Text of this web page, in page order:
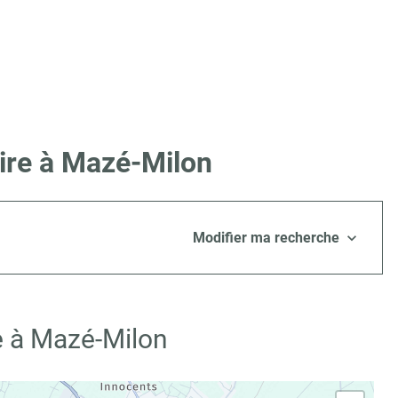
à Mazé-Milon
Modifier ma recherche
à Mazé-Milon